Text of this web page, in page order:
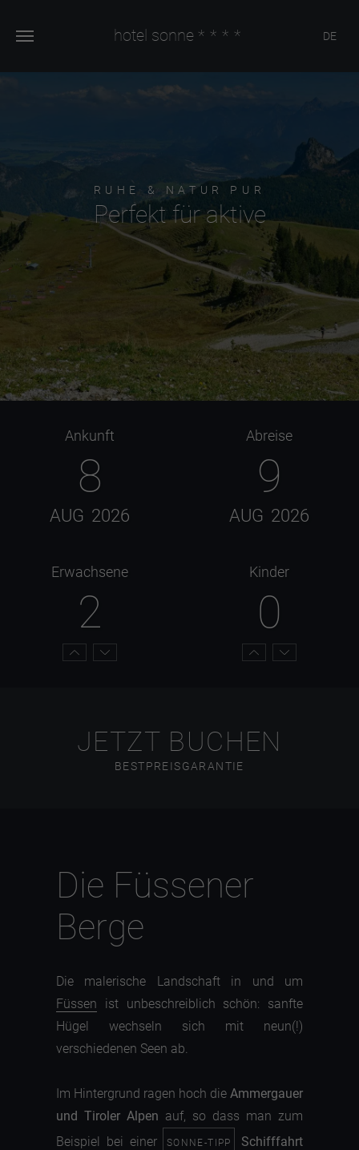
hotel sonne **** DE
RUHE & NATUR PUR
Perfekt für aktive
Ankunft
8
AUG 2026
Abreise
9
AUG 2026
Erwachsene
2
Kinder
0
JETZT BUCHEN
BESTPREISGARANTIE
Die Füssener
Berge
Die malerische Landschaft in und um
Füssen ist unbeschreiblich schön: sanfte
Hügel wechseln sich mit neun(!)
verschiedenen Seen ab.
Im Hintergrund ragen hoch die Ammergauer
und Tiroler Alpen auf, so dass man zum
Beispiel bei einer
SONNE-TIPP
Schifffahrt